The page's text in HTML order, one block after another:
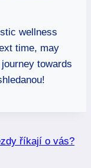
wellness
time, may
towards
říkají o vás?